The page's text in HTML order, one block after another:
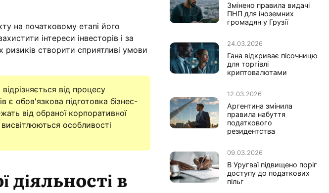
на початковому етапі його
інтереси інвесторів і за
ризиків створити сприятливі умови
від процесу
обов'язкова підготовка бізнес-
від обраної корпоративної
особливості
діяльності в
Змінено правила видачі
ПНП для іноземних
громадян у Грузії
24.03.2026
Гана відкриває пісочницю
для торгівлі
криптовалютами
12.03.2026
Аргентина змінила
правила набуття
податкового
резидентства
09.03.2026
В Уругваї підвищено поріг
доступу до податкових
пільг